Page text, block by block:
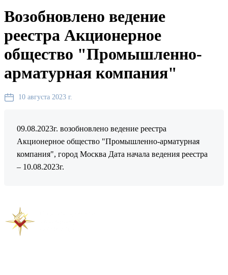
Возобновлено ведение
реестра Акционерное
общество "Промышленно-
арматурная компания"
10 августа 2023 г.
09.08.2023г. возобновлено ведение реестра
Акционерное общество "Промышленно-арматурная
компания", город Москва Дата начала ведения реестра
– 10.08.2023г.